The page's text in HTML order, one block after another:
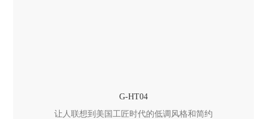
G-HT04
让人联想到美国工匠时代的低调风格和简约